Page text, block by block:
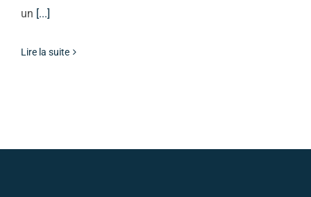
un [...]
Lire la suite